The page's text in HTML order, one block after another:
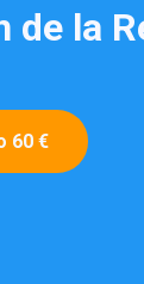
de la
60 €